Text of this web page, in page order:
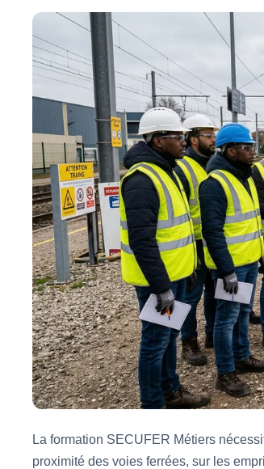
La formation SECUFER Métiers
proximité des voies ferrées, sur les